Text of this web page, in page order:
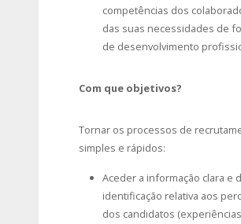
competências dos
das suas necessidades de
de desenvolvimento
Com que objetivos?
Tornar os processos de
simples e rápidos:
Aceder a informação clara e
identificação relativa aos
dos candidatos